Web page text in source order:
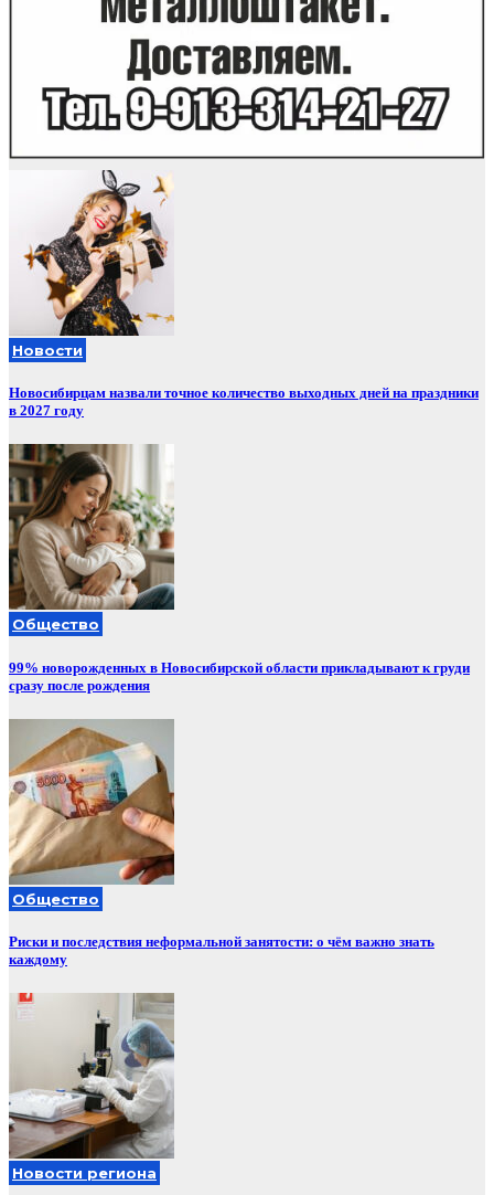
Новости
Новосибирцам назвали точное количество выходных дней на праздники
в 2027 году
Общество
99% новорожденных в Новосибирской области прикладывают к груди
сразу после рождения
Общество
Риски и последствия неформальной занятости: о чём важно знать
каждому
Новости региона